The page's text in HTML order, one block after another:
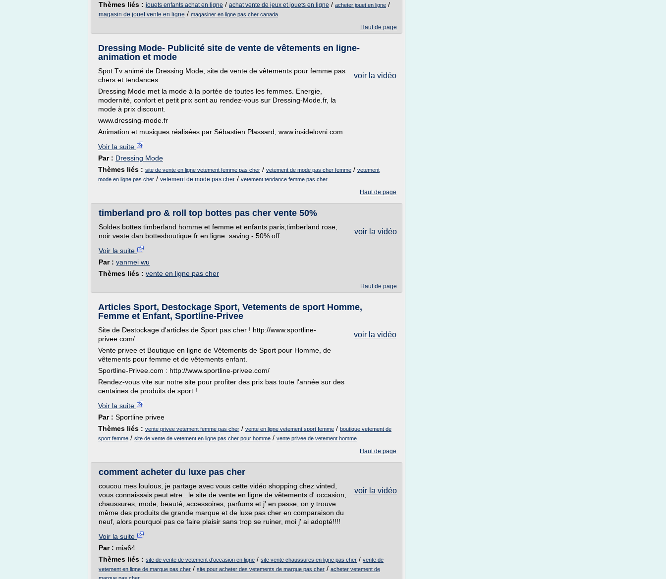
Thèmes liés : jouets enfants achat en ligne / achat vente de jeux et jouets en ligne / acheter jouet en ligne /
magasin de jouet vente en ligne / magasiner en ligne pas cher canada
Haut de page
Dressing Mode- Publicité site de vente de vêtements en ligne-
animation et mode
voir la vidéo
Spot Tv animé de Dressing Mode, site de vente de vêtements pour femme pas
chers et tendances.
Dressing Mode met la mode à la portée de toutes les femmes. Energie,
modernité, confort et petit prix sont au rendez-vous sur Dressing-Mode.fr, la
mode à prix discount.
www.dressing-mode.fr
Animation et musiques réalisées par Sébastien Plassard, www.insidelovni.com
Voir la suite
Par : Dressing Mode
Thèmes liés : site de vente en ligne vetement femme pas cher / vetement de mode pas cher femme / vetement
mode en ligne pas cher / vetement de mode pas cher / vetement tendance femme pas cher
Haut de page
timberland pro & roll top bottes pas cher vente 50%
voir la vidéo
Soldes bottes timberland homme et femme et enfants paris,timberland rose,
noir veste dan bottesboutique.fr en ligne. saving - 50% off.
Voir la suite
Par : yanmei wu
Thèmes liés : vente en ligne pas cher
Haut de page
Articles Sport, Destockage Sport, Vetements de sport Homme,
Femme et Enfant, Sportline-Privee
voir la vidéo
Site de Destockage d'articles de Sport pas cher ! http://www.sportline-
privee.com/
Vente privee et Boutique en ligne de Vêtements de Sport pour Homme, de
vêtements pour femme et de vêtements enfant.
Sportline-Privee.com : http://www.sportline-privee.com/
Rendez-vous vite sur notre site pour profiter des prix bas toute l'année sur des
centaines de produits de sport !
Voir la suite
Par : Sportline privee
Thèmes liés : vente privee vetement femme pas cher / vente en ligne vetement sport femme / boutique vetement de
sport femme / site de vente de vetement en ligne pas cher pour homme / vente privee de vetement homme
Haut de page
comment acheter du luxe pas cher
voir la vidéo
coucou mes loulous, je partage avec vous cette vidéo shopping chez vinted,
vous connaissais peut etre...le site de vente en ligne de vêtements d' occasion,
chaussures, mode, beauté, accessoires, parfums et j' en passe, on y trouve
même des produits de grande marque et de luxe pas cher en comparaison du
neuf, alors pourquoi pas ce faire plaisir sans trop se ruiner, moi j' ai adopté!!!!
Voir la suite
Par : mia64
Thèmes liés : site de vente de vetement d'occasion en ligne / site vente chaussures en ligne pas cher / vente de
vetement en ligne de marque pas cher / site pour acheter des vetements de marque pas cher / acheter vetement de